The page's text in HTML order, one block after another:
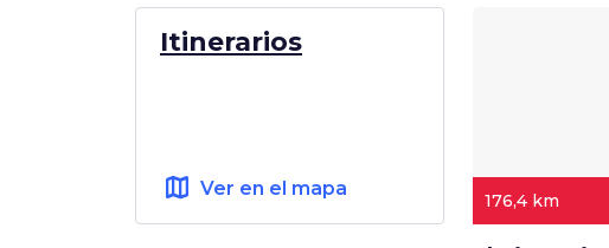
Itinerarios
map Ver en el mapa
176,4 km